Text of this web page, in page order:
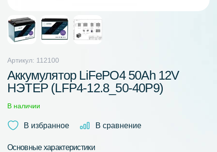
Артикул: 112100
Аккумулятор LiFePO4 50Ah 12V
НЭТЕР (LFP4-12.8_50-40P9)
В наличии
В избранное В сравнение
Основные характеристики